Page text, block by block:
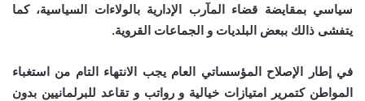
سياسي بمقايضة قضاء المآرب الإدارية بالولاءات السياسية، كما
يتفشى ذالك ببعض البلديات و الجماعات القروية.
في إطار الإصلاح المؤسساتي العام يجب الانتهاء التام من استغباء
المواطن كتمرير امتيازات خيالية و رواتب و تقاعد للبرلمانيين بدون